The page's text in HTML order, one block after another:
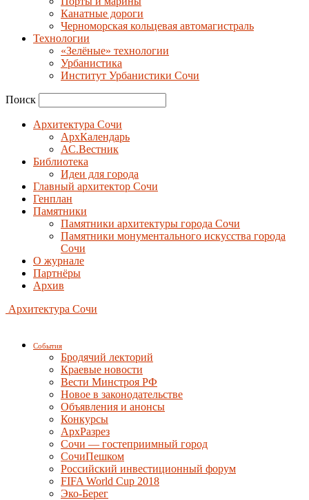
Канатные дороги
Черноморская кольцевая автомагистраль
Технологии
«Зелёные» технологии
Урбанистика
Институт Урбанистики Сочи
Поиск
Архитектура Сочи
АрхКалендарь
АС.Вестник
Библиотека
Идеи для города
Главный архитектор Сочи
Генплан
Памятники
Памятники архитектуры города Сочи
Памятники монументального искусства города
Сочи
О журнале
Партнёры
Архив
Архитектура Сочи
События
Бродячий лекторий
Краевые новости
Вести Минстроя РФ
Новое в законодательстве
Объявления и анонсы
Конкурсы
АрхРазрез
Сочи — гостеприимный город
СочиПешком
Российский инвестиционный форум
FIFA World Cup 2018
Эко-Берег